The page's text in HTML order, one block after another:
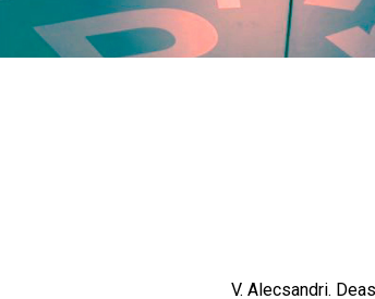
COLECȚII
V. Alecsandri.